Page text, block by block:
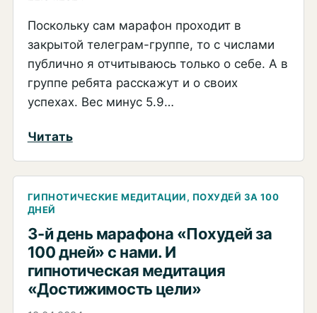
с
нами.
Почему
перекусы
есть
роста
инсулин
Поскольку сам марафон проходит в
закрытой телеграм-группе, то с числами
публично я отчитываюсь только о себе. А в
группе ребята расскажут и о своих
успехах. Вес минус 5.9…
Читать:
й,
отчётный
марафона
«Похудей
за
ГИПНОТИЧЕСКИЕ МЕДИТАЦИИ, ПОХУДЕЙ ЗА 100
ДНЕЙ
3-й день марафона «Похудей за
100 дней» с нами. И
гипнотическая медитация
«Достижимость цели»